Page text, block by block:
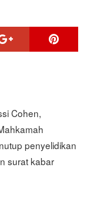
Cohen,
penyelidikan
surat kabar